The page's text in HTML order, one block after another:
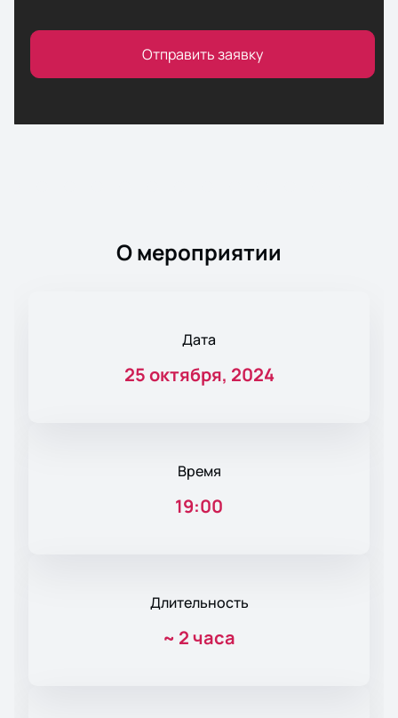
Отправить заявку
О мероприятии
Дата
25 октября, 2024
Время
19:00
Длительность
~ 2 часа